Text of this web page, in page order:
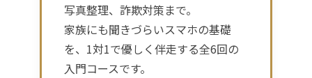
写真整理、詐欺対策まで。
家族にも聞きづらいスマホの基礎
を、1対1で優しく伴走する全6回の
入門コースです。